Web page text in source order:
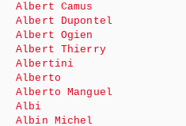
Albert Camus
Albert Dupontel
Albert Ogien
Albert Thierry
Albertini
Alberto
Alberto Manguel
Albi
Albin Michel